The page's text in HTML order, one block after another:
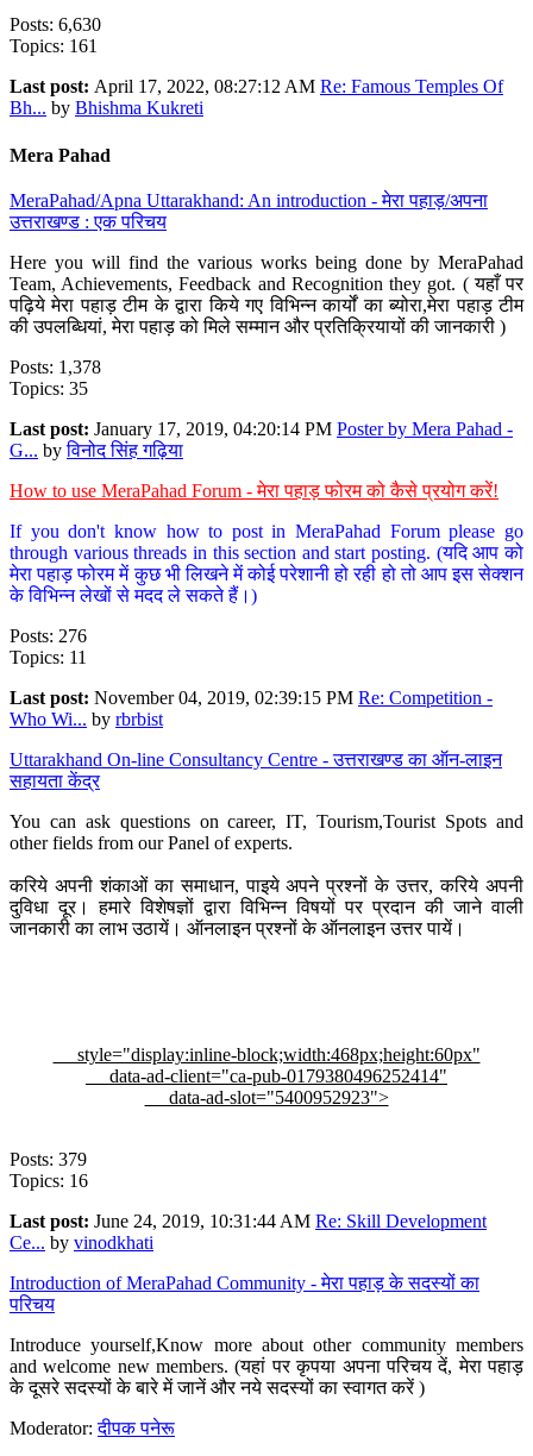
Posts: 6,630
Topics: 161
Last post: April 17, 2022, 08:27:12 AM Re: Famous Temples Of
Bh... by Bhishma Kukreti
Mera Pahad
MeraPahad/Apna Uttarakhand: An introduction - मेरा पहाड़/अपना
उत्तराखण्ड : एक परिचय
Here you will find the various works being done by MeraPahad
Team, Achievements, Feedback and Recognition they got. ( यहाँ पर
पढ़िये मेरा पहाड़ टीम के द्वारा किये गए विभिन्न कार्यों का ब्योरा,मेरा पहाड़ टीम
की उपलब्धियां, मेरा पहाड़ को मिले सम्मान और प्रतिक्रियायों की जानकारी )
Posts: 1,378
Topics: 35
Last post: January 17, 2019, 04:20:14 PM Poster by Mera Pahad -
G... byविनोद सिंह गढ़िया
How to use MeraPahad Forum - मेरा पहाड़ फोरम को कैसे प्रयोग करें!
If you don't know how to post in MeraPahad Forum please go
through various threads in this section and start posting. (यदि आप को
मेरा पहाड़ फोरम में कुछ भी लिखने में कोई परेशानी हो रही हो तो आप इस सेक्शन
के विभिन्न लेखों से मदद ले सकते हैं।)
Posts: 276
Topics: 11
Last post: November 04, 2019, 02:39:15 PM Re: Competition -
Who Wi... by rbrbist
Uttarakhand On-line Consultancy Centre - उत्तराखण्ड का ऑन-लाइन
सहायता केंद्र
You can ask questions on career, IT, Tourism,Tourist Spots and
other fields from our Panel of experts.
करिये अपनी शंकाओं का समाधान, पाइये अपने प्रश्नों के उत्तर, करिये अपनी
दुविधा दूर। हमारे विशेषज्ञों द्वारा विभिन्न विषयों पर प्रदान की जाने वाली
जानकारी का लाभ उठायें। ऑनलाइन प्रश्नों के ऑनलाइन उत्तर पायें।
style="display:inline-block;width:468px;height:60px"
data-ad-client="ca-pub-0179380496252414"
data-ad-slot="5400952923">
Posts: 379
Topics: 16
Last post: June 24, 2019, 10:31:44 AM Re: Skill Development
Ce... by vinodkhati
Introduction of MeraPahad Community - मेरा पहाड़ के सदस्यों का
परिचय
Introduce yourself,Know more about other community members
and welcome new members. (यहां पर कृपया अपना परिचय दें, मेरा पहाड़
के दूसरे सदस्यों के बारे में जानें और नये सदस्यों का स्वागत करें )
Moderator:दीपक पनेरू